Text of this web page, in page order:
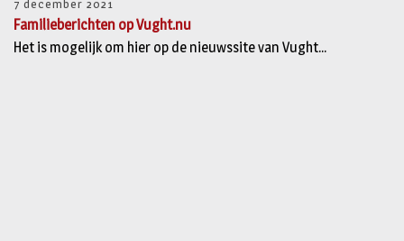
7 december 2021
Familieberichten op Vught.nu
Het is mogelijk om hier op de nieuwssite van Vught...